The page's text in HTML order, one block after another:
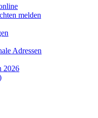
melden
Adressen
2026